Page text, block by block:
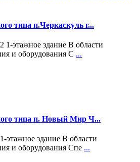
типа п.Черкаскуль г...
этажное здание В области
и оборудования С ...
типа п. Новый Мир Ч...
здание В области
и оборудования Спе ...